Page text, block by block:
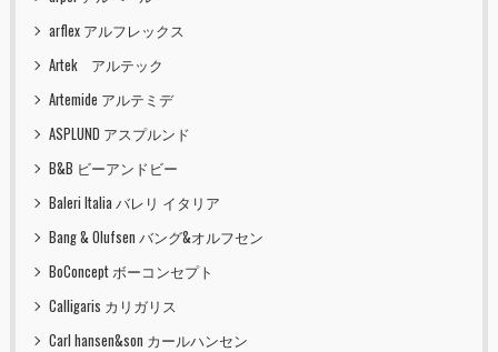
arflex アルフレックス
Artek アルテック
Artemide アルテミデ
ASPLUND アスプルンド
B&B ビーアンドビー
Baleri Italia バレリ イタリア
Bang & Olufsen バング&オルフセン
BoConcept ボーコンセプト
Calligaris カリガリス
Carl hansen&son カールハンセン